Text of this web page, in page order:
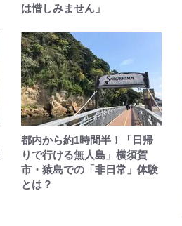
は惜しみません」
都内から約1時間半！「日帰
りで行ける無人島」横須賀
市・猿島での「非日常」体験
とは？